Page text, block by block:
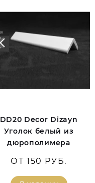
DD20 Decor Dizayn
Уголок белый из
дюрополимера
ОТ 150 РУБ.